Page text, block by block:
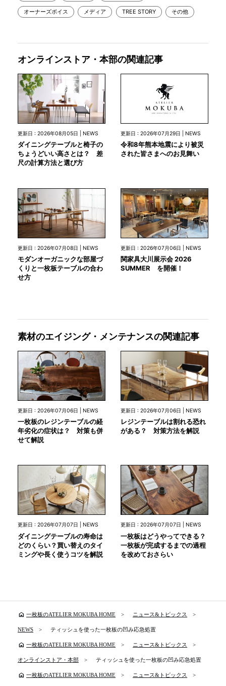
オーナーズボイス メディア TREE STORY その他
オンラインストア・本部の関連記事
更新日 : 2026年08月05日 | NEWS
ダイニングテーブルと椅子の
ちょうどいい高さとは？ 差
尺の計算方法と選び方
更新日 : 2026年07月29日 | NEWS
令和8年熊本地震により被災
された皆さまへのお見舞い
更新日 : 2026年07月08日 | NEWS
モダンオーガニックな部屋づ
くりと一枚板テーブルの合わ
せ方
更新日 : 2026年07月06日 | NEWS
関家具大川展示会 2026
SUMMER を開催！
素材のエイジング・メンテナンスの関連記事
更新日 : 2026年07月06日 | NEWS
一枚板のレジンテーブルの経
年劣化の症状は？ 対策も併
せて解説
更新日 : 2026年07月06日 | NEWS
レジンテーブルは割れる恐れ
がある？ 対策方法を解説
更新日 : 2026年07月07日 | NEWS
ダイニングテーブルの寿命は
どのくらい？買い替えのタイ
ミングや長く使うコツを解説
更新日 : 2026年07月07日 | NEWS
一枚板はどうやってできる？
一枚板が完成するまでの過程
を改めておさらい
home 一枚板のATELIER MOKUBA HOME ニュース&トピックス
NEWS ティッシュを使った一枚板の凹み応急処置
home 一枚板のATELIER MOKUBA HOME ニュース&トピックス
オンラインストア・本部 ティッシュを使った一枚板の凹み応急処置
home 一枚板のATELIER MOKUBA HOME ニュース&トピックス